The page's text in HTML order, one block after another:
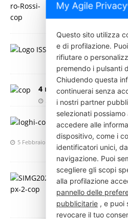
860mila casi tra
Morbillo in Italia:
vulnerabile nel 2025
1 Agosto 2025 Press
4 marzo: Giornata
3 Marzo 2025 Press Italia
Emergenza
Ricoveri
5 Febbraio 2025 Press Italia
SIMG:
stagionale
28 Novembre 2024
My Agile
Questo sito utilizza
e di profilazione.
rifiutare o
premendo i pulsanti
Chiudendo questa
continuerai senza
i nostri partner
selezionati
accedere alle
dispositivo, come i
identificatori unici,
navigazione. Puoi
scegliere gli scopi
alla profilazione
pannello delle
pubblicitarie, e puoi
revocare il tuo